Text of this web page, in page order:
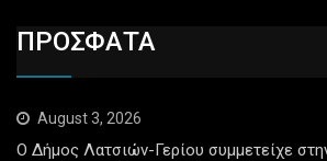
ΠΡΟΣΦΑΤΑ
August 3, 2026
Ο Δήμος Λατσιών-Γερίου συμμετείχε